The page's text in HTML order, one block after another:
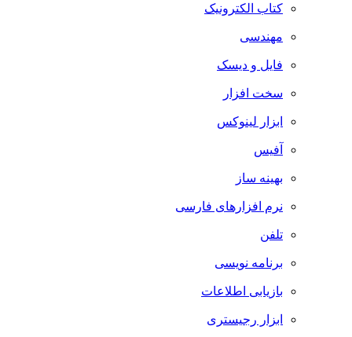
کتاب الکترونیک
مهندسی
فایل و دیسک
سخت افزار
ابزار لینوکس
آفیس
بهینه ساز
نرم افزارهای فارسی
تلفن
برنامه نویسی
بازیابی اطلاعات
ابزار رجیستری